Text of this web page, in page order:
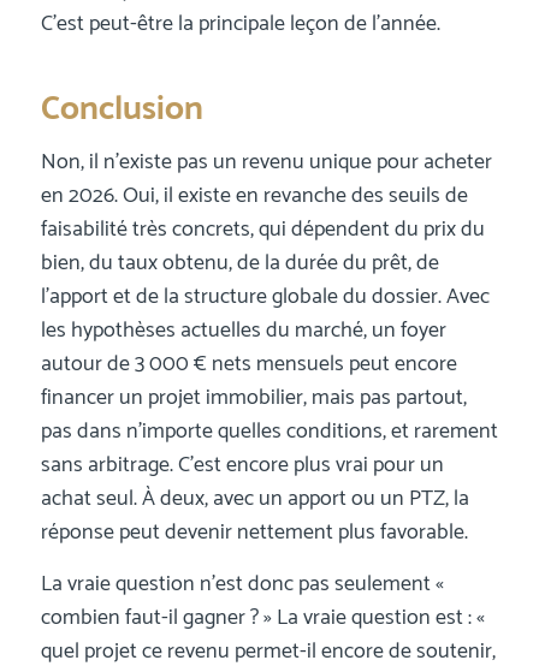
C’est peut-être la principale leçon de l’année.
Conclusion
Non, il n’existe pas un revenu unique pour acheter
en 2026. Oui, il existe en revanche des seuils de
faisabilité très concrets, qui dépendent du prix du
bien, du taux obtenu, de la durée du prêt, de
l’apport et de la structure globale du dossier. Avec
les hypothèses actuelles du marché, un foyer
autour de 3 000 € nets mensuels peut encore
financer un projet immobilier, mais pas partout,
pas dans n’importe quelles conditions, et rarement
sans arbitrage. C’est encore plus vrai pour un
achat seul. À deux, avec un apport ou un PTZ, la
réponse peut devenir nettement plus favorable.
La vraie question n’est donc pas seulement «
combien faut-il gagner ? » La vraie question est : «
quel projet ce revenu permet-il encore de soutenir,